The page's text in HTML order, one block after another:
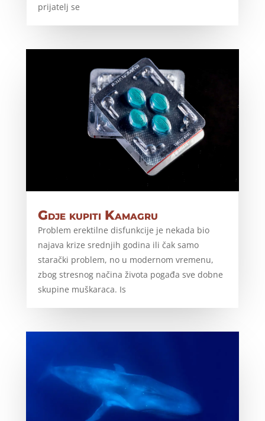
prijatelj se
Gdje kupiti Kamagru
Problem erektilne disfunkcije je nekada bio
najava krize srednjih godina ili čak samo
starački problem, no u modernom vremenu,
zbog stresnog načina života pogađa sve dobne
skupine muškaraca. Is